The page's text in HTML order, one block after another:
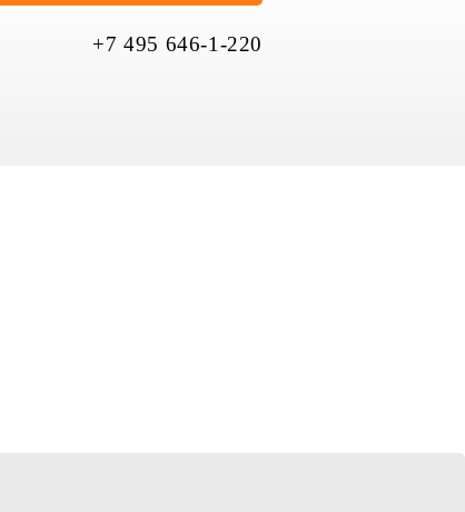
+7 495 646-1-220